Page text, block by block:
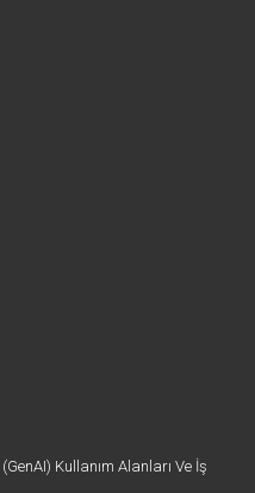
Kullanım Alanları Ve İş